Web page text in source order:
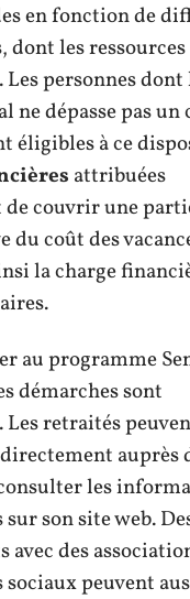
en fonction de
dont les ressources
personnes dont
ne dépasse pas
éligibles à ce
attribuées
couvrir une
du coût des
la charge
au programme
démarches sont
retraités
auprès
les
son site web.
avec des
peuvent